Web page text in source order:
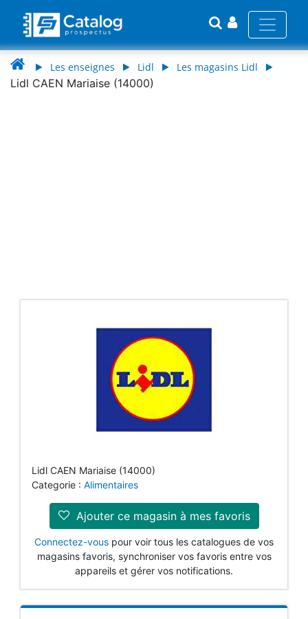
Les enseignes Lidl Les magasins Lidl
Lidl CAEN Mariaise (14000)
Lidl CAEN Mariaise (14000)
Categorie : Alimentaires
Ajouter ce magasin à mes favoris
Connectez-vous pour voir tous les catalogues de vos
magasins favoris, synchroniser vos favoris entre vos
appareils et gérer vos notifications.